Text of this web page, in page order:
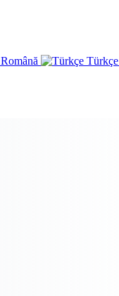
Română Türkçe